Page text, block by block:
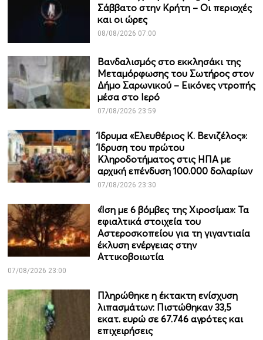
Σάββατο στην Κρήτη – Οι περιοχές
και οι ώρες
08/08/2026 07:00
Βανδαλισμός στο εκκλησάκι της
Μεταμόρφωσης του Σωτήρος στον
Δήμο Σαρωνικού – Εικόνες ντροπής
μέσα στο Ιερό
07/08/2026 23:59
Ίδρυμα «Ελευθέριος Κ. Βενιζέλος»:
Ίδρυση του πρώτου
Κληροδοτήματος στις ΗΠΑ με
αρχική επένδυση 100.000 δολαρίων
07/08/2026 23:30
«Ίση με 6 βόμβες της Χιροσίμα»: Τα
εφιαλτικά στοιχεία του
Αστεροσκοπείου για τη γιγαντιαία
έκλυση ενέργειας στην
Αττικοβοιωτία
07/08/2026 23:00
Πληρώθηκε η έκτακτη ενίσχυση
λιπασμάτων: Πιστώθηκαν 33,5
εκατ. ευρώ σε 67.746 αγρότες και
επιχειρήσεις